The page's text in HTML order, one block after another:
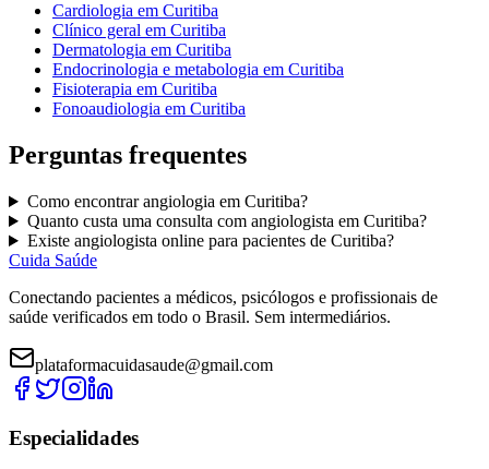
Cardiologia em Curitiba
Clínico geral em Curitiba
Dermatologia em Curitiba
Endocrinologia e metabologia em Curitiba
Fisioterapia em Curitiba
Fonoaudiologia em Curitiba
Perguntas frequentes
Como encontrarangiologia em Curitiba?
Quanto custa uma consulta com angiologista em Curitiba?
Existe angiologista online para pacientes de Curitiba?
Cuida Saúde
Conectando pacientes a médicos, psicólogos e profissionais de
saúde verificados em todo o Brasil. Sem intermediários.
plataformacuidasaude@gmail.com
Especialidades